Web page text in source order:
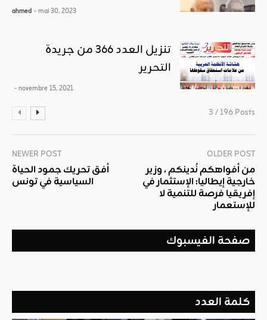
ahmed - mai 30, 2023
تنزيل العدد 366 من جريدة
التحرير
- novembre 15, 2021
3 / 196 Posts
NEWER POST
أفق تحريك جمود الحياة
السياسية في تونس
OLDER POST
من أفواهكم نُدينكم ، وزير
خارجية إيطاليا: الإستثمار في
إفريقيا فرصة للتنمية لا
للإستعمار
صفحة الفيسبوك
كلمة العدد